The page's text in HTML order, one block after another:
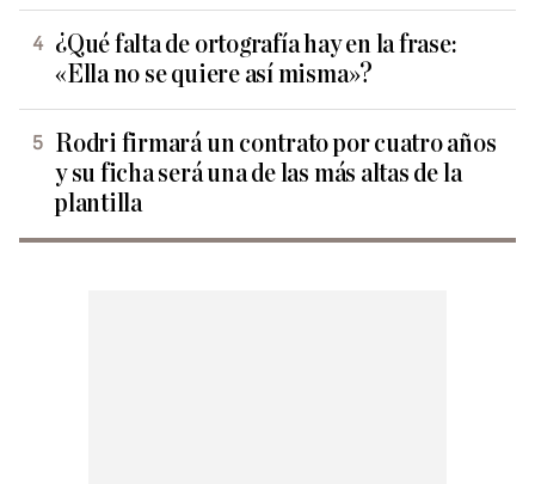
¿Qué falta de ortografía hay en la frase:
«Ella no se quiere así misma»?
Rodri firmará un contrato por cuatro años
y su ficha será una de las más altas de la
plantilla